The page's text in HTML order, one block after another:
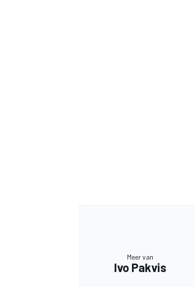
Meer van
Ivo Pakvis